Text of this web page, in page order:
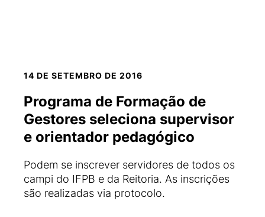
14 DE SETEMBRO DE 2016
Programa de Formação de
Gestores seleciona supervisor
e orientador pedagógico
Podem se inscrever servidores de todos os
campi do IFPB e da Reitoria. As inscrições
são realizadas via protocolo.